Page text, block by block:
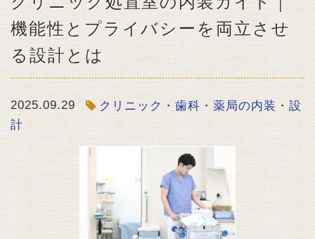
機能性とプライバシーを両立させ
る設計とは
2025.09.29
クリニック・歯科・薬局の内装・設
計